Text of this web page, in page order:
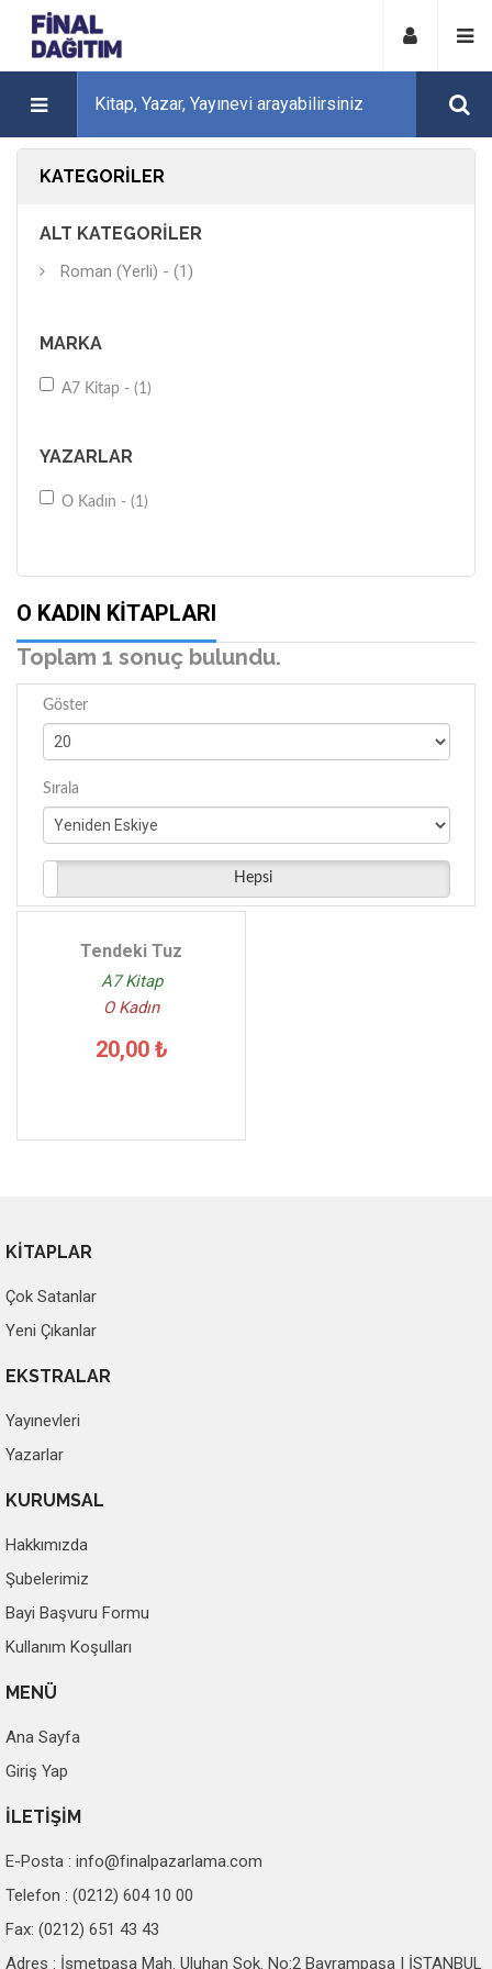
KATEGORILER
ALT KATEGORILER
Roman (Yerli) - (1)
MARKA
A7 Kitap - (1)
YAZARLAR
O Kadın - (1)
O KADIN KITAPLARI
Toplam 1 sonuç bulundu.
Göster
Sırala
Hepsi
Tendeki Tuz
A7 Kitap
O Kadın
20,00 ₺
KİTAPLAR
Çok Satanlar
Yeni Çıkanlar
EKSTRALAR
Yayınevleri
Yazarlar
KURUMSAL
Hakkımızda
Şubelerimiz
Bayi Başvuru Formu
Kullanım Koşulları
MENÜ
Ana Sayfa
Giriş Yap
İLETİŞİM
E-Posta : info@finalpazarlama.com
Telefon : (0212) 604 10 00
Fax: (0212) 651 43 43
Adres : İsmetpaşa Mah. Uluhan Sok. No:2 Bayrampaşa | İSTANBUL